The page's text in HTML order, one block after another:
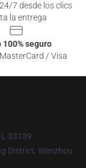
7 desde los clics
la entrega
100% seguro
/ Visa
33139
District, Wenzhou